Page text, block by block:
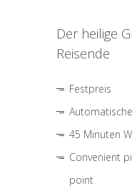
Der heilige
Reisende
Festpreis
45 Minuten
Convenient
point